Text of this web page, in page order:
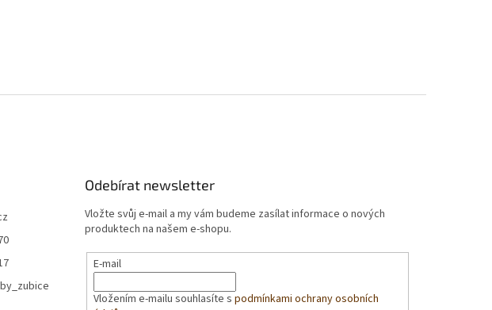
Odebírat newsletter
Vložte svůj e-mail a my vám budeme zasílat informace o nových
produktech na našem e-shopu.
E-mail
Vložením e-mailu souhlasíte spodmínkami ochrany osobních